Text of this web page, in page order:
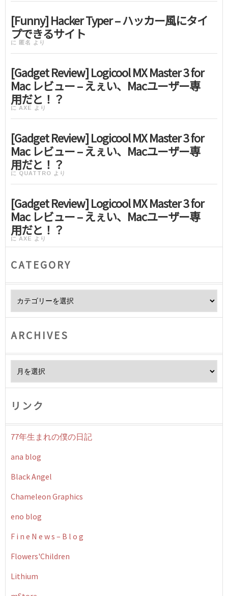
[Funny] Hacker Typer – ハッカー風にタイ
プできるサイト
に 匿名 より
[Gadget Review] Logicool MX Master 3 for
Mac レビュー – えぇい、Macユーザー専
用だと！？
に AXE より
[Gadget Review] Logicool MX Master 3 for
Mac レビュー – えぇい、Macユーザー専
用だと！？
に QUATTRO より
[Gadget Review] Logicool MX Master 3 for
Mac レビュー – えぇい、Macユーザー専
用だと！？
に AXE より
CATEGORY
ARCHIVES
リンク
77年生まれの僕の日記
ana blog
Black Angel
Chameleon Graphics
eno blog
F i n e N e w s – B l o g
Flowers'Children
Lithium